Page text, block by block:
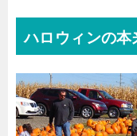
ハロウィンの本